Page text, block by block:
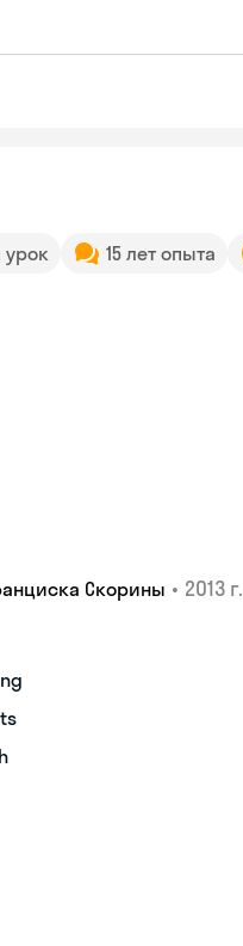
урок 15 лет опыта
Скорины • 2013 г.